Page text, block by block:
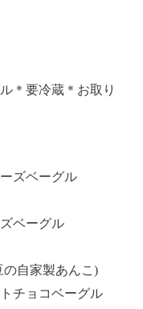
＊要冷蔵＊お取り
ズベーグル
ベーグル
自家製あんこ)
チョコベーグル